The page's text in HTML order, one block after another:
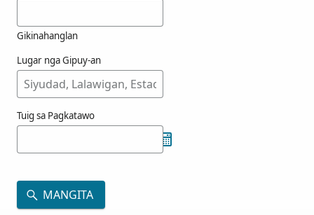
Gikinahanglan
Lugar nga Gipuy-an
Tuig sa Pagkatawo
MANGITA